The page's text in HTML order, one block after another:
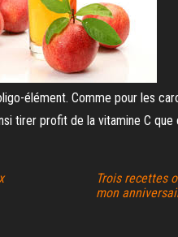
élément. Comme pour les
tirer profit de la vitamine C que
Trois recettes
mon